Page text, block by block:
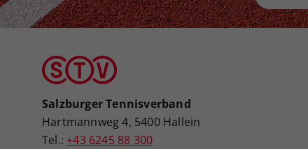
Salzburger Tennisverband
Hartmannweg 4, 5400 Hallein
Tel.: +43 6245 88 300